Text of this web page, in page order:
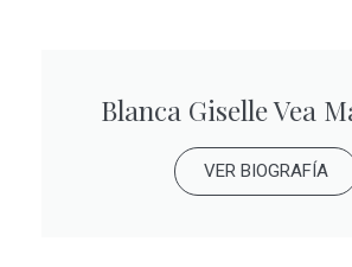
Blanca Giselle Vea
VER BIOGRAFÍA